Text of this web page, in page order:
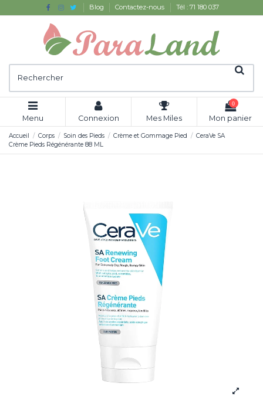
Blog Contactez-nous Tél : 71 180 037
Menu Connexion Mes Miles
0
Mon panier
Accueil Corps Soin des Pieds Crème et Gommage Pied
CeraVe SA
Crème Pieds Régénérante 88 ML